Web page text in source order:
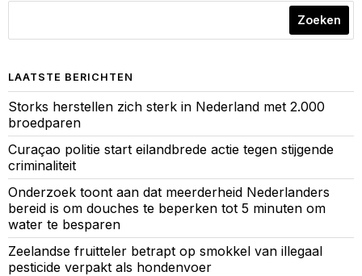
Zoeken
LAATSTE BERICHTEN
Storks herstellen zich sterk in Nederland met 2.000
broedparen
Curaçao politie start eilandbrede actie tegen stijgende
criminaliteit
Onderzoek toont aan dat meerderheid Nederlanders
bereid is om douches te beperken tot 5 minuten om
water te besparen
Zeelandse fruitteler betrapt op smokkel van illegaal
pesticide verpakt als hondenvoer